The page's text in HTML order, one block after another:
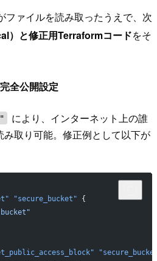
ファイルを読み取ったうえで、次
） と修正用Terraformコードをそ
全公開設定
により、インターネット上の誰
取り可能。修正例として以下が
"secure_bucket" {